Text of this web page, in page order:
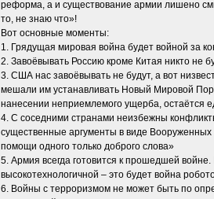
реформа, а и существование армии лишено
то, не знаю что»!
Вот основные моменты:
1. Грядущая мировая война будет войной за
2. Завоёвывать Россию кроме Китая никто не
3. США нас завоёвывать не будут, а вот
мешали им устанавливать Новый Мировой
нанесении неприемлемого ущерба, остаётся
4. С соседними странами неизбежны
существенные аргументы в виде
помощи одного только доброго слова»
5. Армия всегда готовится к прошедшей
высокотехнологичной – это будет война
6. Войны с терроризмом не может быть по